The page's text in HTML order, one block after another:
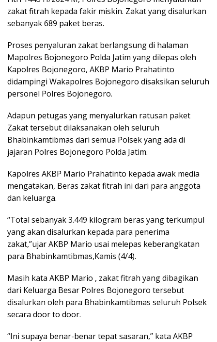
zakat fitrah kepada fakir miskin. Zakat yang disalurkan
sebanyak 689 paket beras.
Proses penyaluran zakat berlangsung di halaman
Mapolres Bojonegoro Polda Jatim yang dilepas oleh
Kapolres Bojonegoro, AKBP Mario Prahatinto
didampingi Wakapolres Bojonegoro disaksikan seluruh
personel Polres Bojonegoro.
Adapun petugas yang menyalurkan ratusan paket
Zakat tersebut dilaksanakan oleh seluruh
Bhabinkamtibmas dari semua Polsek yang ada di
jajaran Polres Bojonegoro Polda Jatim.
Kapolres AKBP Mario Prahatinto kepada awak media
mengatakan, Beras zakat fitrah ini dari para anggota
dan keluarga.
“Total sebanyak 3.449 kilogram beras yang terkumpul
yang akan disalurkan kepada para penerima
zakat,”ujar AKBP Mario usai melepas keberangkatan
para Bhabinkamtibmas,Kamis (4/4).
Masih kata AKBP Mario , zakat fitrah yang dibagikan
dari Keluarga Besar Polres Bojonegoro tersebut
disalurkan oleh para Bhabinkamtibmas seluruh Polsek
secara door to door.
“Ini supaya benar-benar tepat sasaran,” kata AKBP